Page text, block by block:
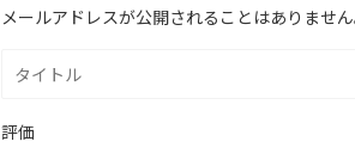
メールアドレスが公開されることはありません
評価